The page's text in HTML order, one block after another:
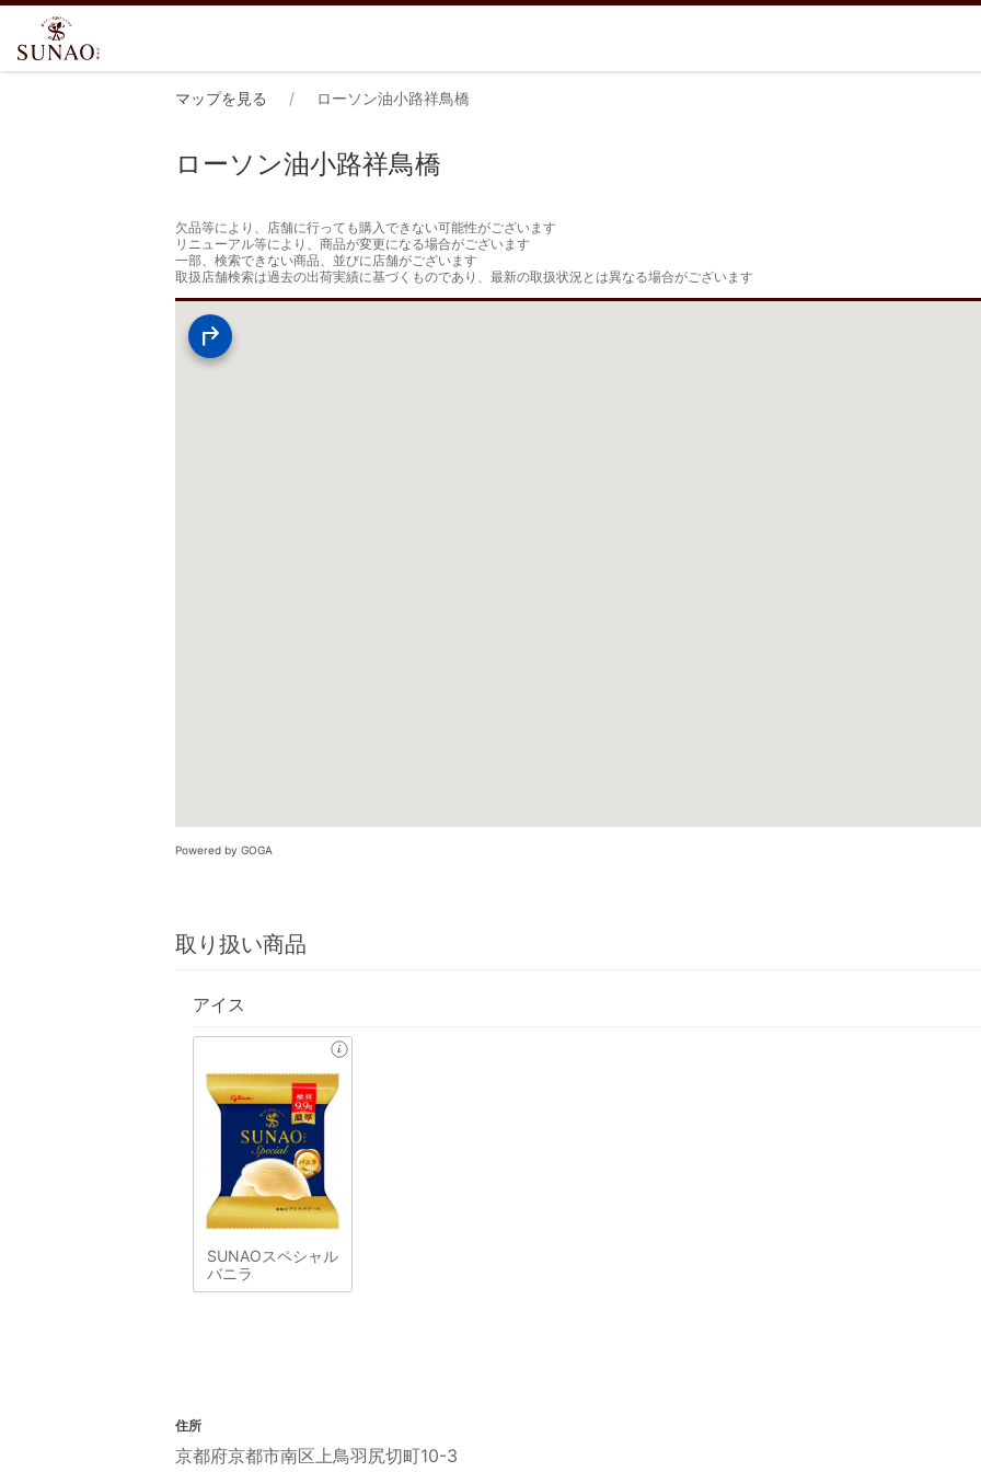
マップを見る ローソン油小路祥鳥橋
ローソン油小路祥鳥橋
欠品等により、店舗に行っても購入できない可能性がございます
リニューアル等により、商品が変更になる場合がございます
一部、検索できない商品、並びに店舗がございます
取扱店舗検索は過去の出荷実績に基づくものであり、最新の取扱状況とは異なる場合がございます
Powered by GOGA
取り扱い商品
アイス
SUNAOスペシャル
バニラ
住所
京都府京都市南区上鳥羽尻切町10-3